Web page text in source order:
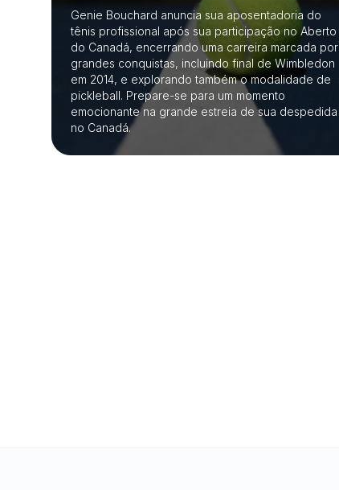
Genie Bouchard anuncia sua aposentadoria do
tênis profissional após sua participação no Aberto
do Canadá, encerrando uma carreira marcada por
grandes conquistas, incluindo final de Wimbledon
em 2014, e explorando também o modalidade de
pickleball. Prepare-se para um momento
emocionante na grande estreia de sua despedida
no Canadá.